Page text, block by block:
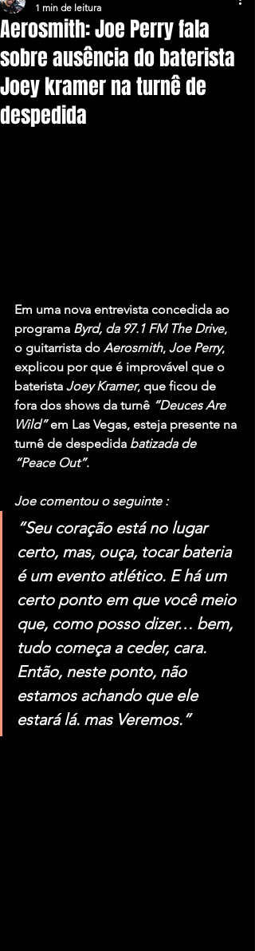
Aerosmith: Joe Perry fala
sobre ausência do baterista
Joey kramer na turnê de
despedida
1 min de leitura
Em uma nova entrevista concedida ao
programa Byrd, da 97.1 FM The Drive,
o guitarrista do Aerosmith, Joe Perry,
explicou por que é improvável que o
baterista Joey Kramer, que ficou de
fora dos shows da turnê “Deuces Are
Wild” em Las Vegas, esteja presente na
turnê de despedida batizada de
“Peace Out”.
Joe comentou o seguinte :
“Seu coração está no lugar
certo, mas, ouça, tocar bateria
é um evento atlético. E há um
certo ponto em que você meio
que, como posso dizer… bem,
tudo começa a ceder, cara.
Então, neste ponto, não
estamos achando que ele
estará lá. mas Veremos.”